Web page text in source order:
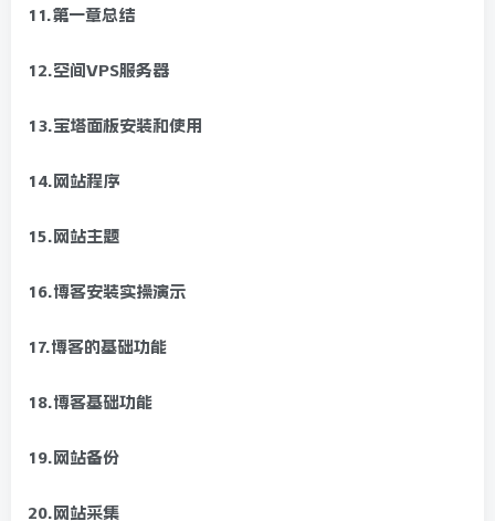
11.第一章总结
12.空间VPS服务器
13.宝塔面板安装和使用
14.网站程序
15.网站主题
16.博客安装实操演示
17.博客的基础功能
18.博客基础功能
19.网站备份
20.网站采集